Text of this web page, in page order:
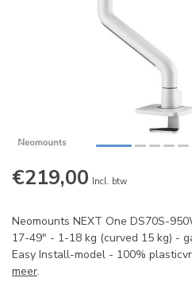
€219,00 Incl. btw
Neomounts NEXT One DS70S-
17-49" - 1-18 kg (curved 15 kg) -
Easy Install-model - 100%
meer.